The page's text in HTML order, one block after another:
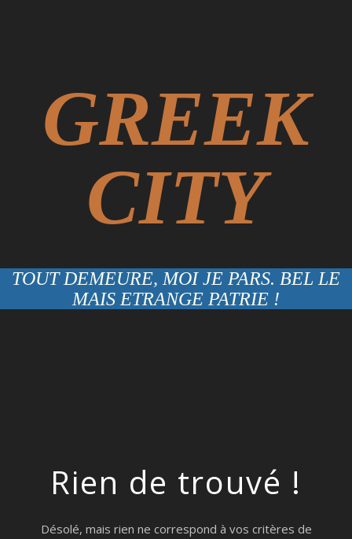
GREEK
CITY
TOUT DEMEURE, MOI JE PARS. BEL LE
MAIS ETRANGE PATRIE !
Rien de trouvé !
Désolé, mais rien ne correspond à vos critères de